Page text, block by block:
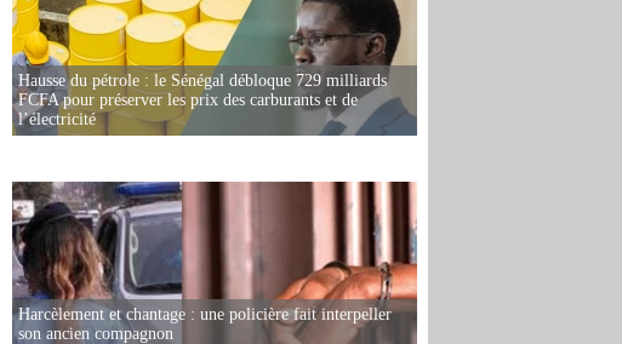
Hausse du pétrole : le Sénégal débloque 729 milliards
FCFA pour préserver les prix des carburants et de
l’électricité
Harcèlement et chantage : une policière fait interpeller
son ancien compagnon